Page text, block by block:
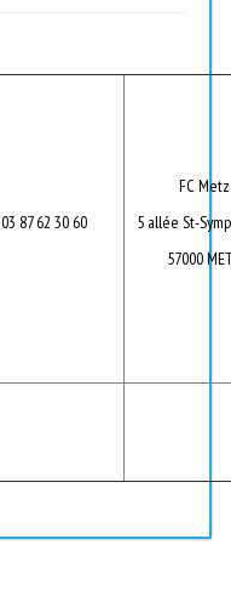
03 87 62 30 60
FC Metz
5 allée St-
57000